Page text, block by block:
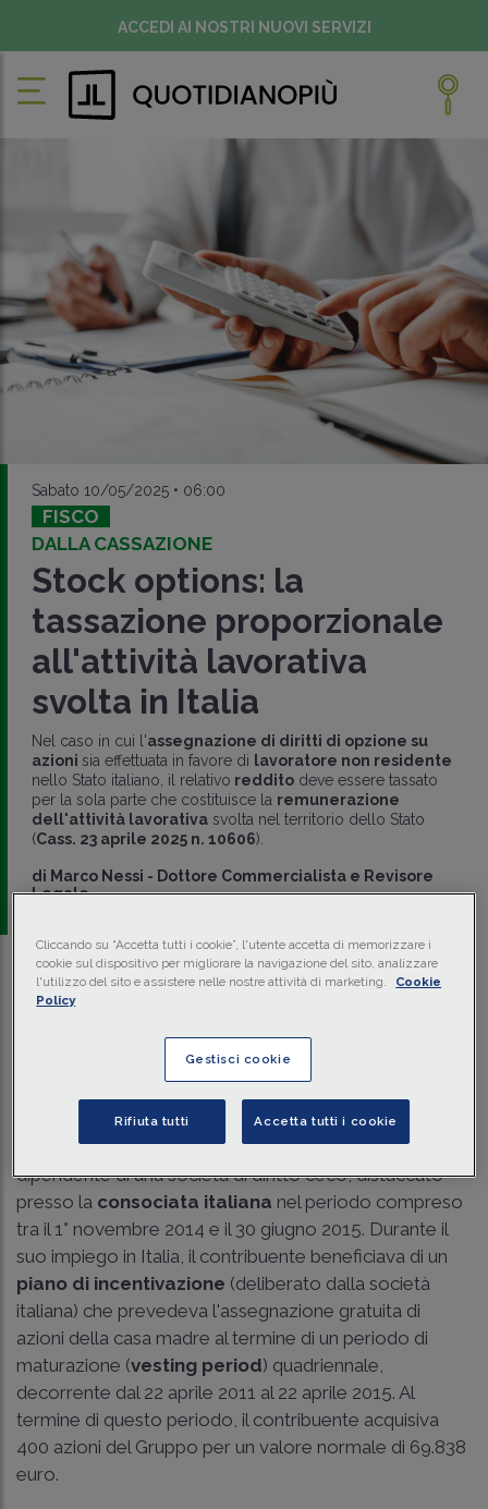
ACCEDI AI NOSTRI NUOVI SERVIZI
Sabato 10/05/2025 • 06:00
FISCO
DALLA CASSAZIONE
Stock options: la
tassazione proporzionale
all'attività lavorativa
svolta in Italia
Nel caso in cui l'assegnazione di diritti di opzione su
azioni sia effettuata in favore di lavoratore non residente
nello Stato italiano, il relativo redditodeve essere tassato
per la sola parte che costituisce la remunerazione
dell'attività lavorativasvolta nel territorio dello Stato
(Cass. 23 aprile 2025 n. 10606).
di Marco Nessi - Dottore Commercialista e Revisore
Legale
Traduci con IA Ascolta la news
Assegnazione di diritti di opzione su azioni
effettuata in favore di lavoratore non residente
Il caso in esame ha riguardato un cittadino ceco,
dipendente di una società di diritto ceco, distaccato
presso la consociata italiana nel periodo compreso
tra il 1° novembre 2014 e il 30 giugno 2015. Durante il
suo impiego in Italia, il contribuente beneficiava di un
piano di incentivazione (deliberato dalla società
italiana) che prevedeva l'assegnazione gratuita di
azioni della casa madre al termine di un periodo di
maturazione (vesting period) quadriennale,
decorrente dal 22 aprile 2011 al 22 aprile 2015. Al
termine di questo periodo, il contribuente acquisiva
400 azioni del Gruppo per un valore normale di 69.838
euro.
Cliccando su “Accetta tutti i cookie”, l'utente accetta di memorizzare i
cookie sul dispositivo per migliorare la navigazione del sito, analizzare
l'utilizzo del sito e assistere nelle nostre attività di marketing.
Cookie
Policy
Gestisci cookie
Rifiuta tutti Accetta tutti i cookie